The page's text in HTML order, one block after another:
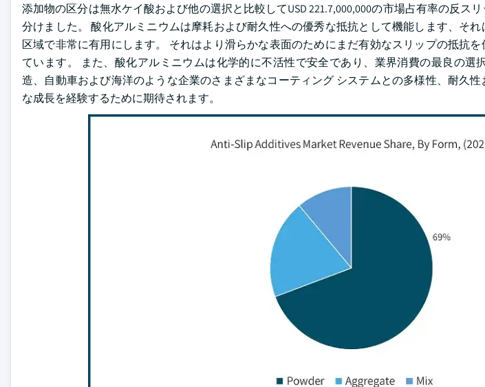
添加物の区分は無水ケイ酸および他の選択と比較してUSD 221.7,000,000の市場占有率の反ス
分けました。 酸化アルミニウムは摩耗および耐久性への優秀な抵抗として機能します、そ
区域で非常に有用にします。 それはより滑らかな表面のためにまだ有効なスリップの抵抗
ています。 また、酸化アルミニウムは化学的に不活性で安全であり、業界消費の最良の選
造、自動車および海洋のような企業のさまざまなコーティング システムとの多様性、耐久
な成長を経験するために期待されます。